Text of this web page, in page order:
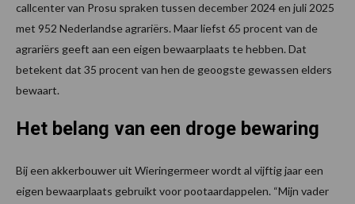
callcenter van Prosu spraken tussen december 2024 en juli 2025
met 952 Nederlandse agrariërs. Maar liefst 65 procent van de
agrariërs geeft aan een eigen bewaarplaats te hebben. Dat
betekent dat 35 procent van hen de geoogste gewassen elders
bewaart.
Het belang van een droge bewaring
Bij een akkerbouwer uit Wieringermeer wordt al vijftig jaar een
eigen bewaarplaats gebruikt voor pootaardappelen. “Mijn vader